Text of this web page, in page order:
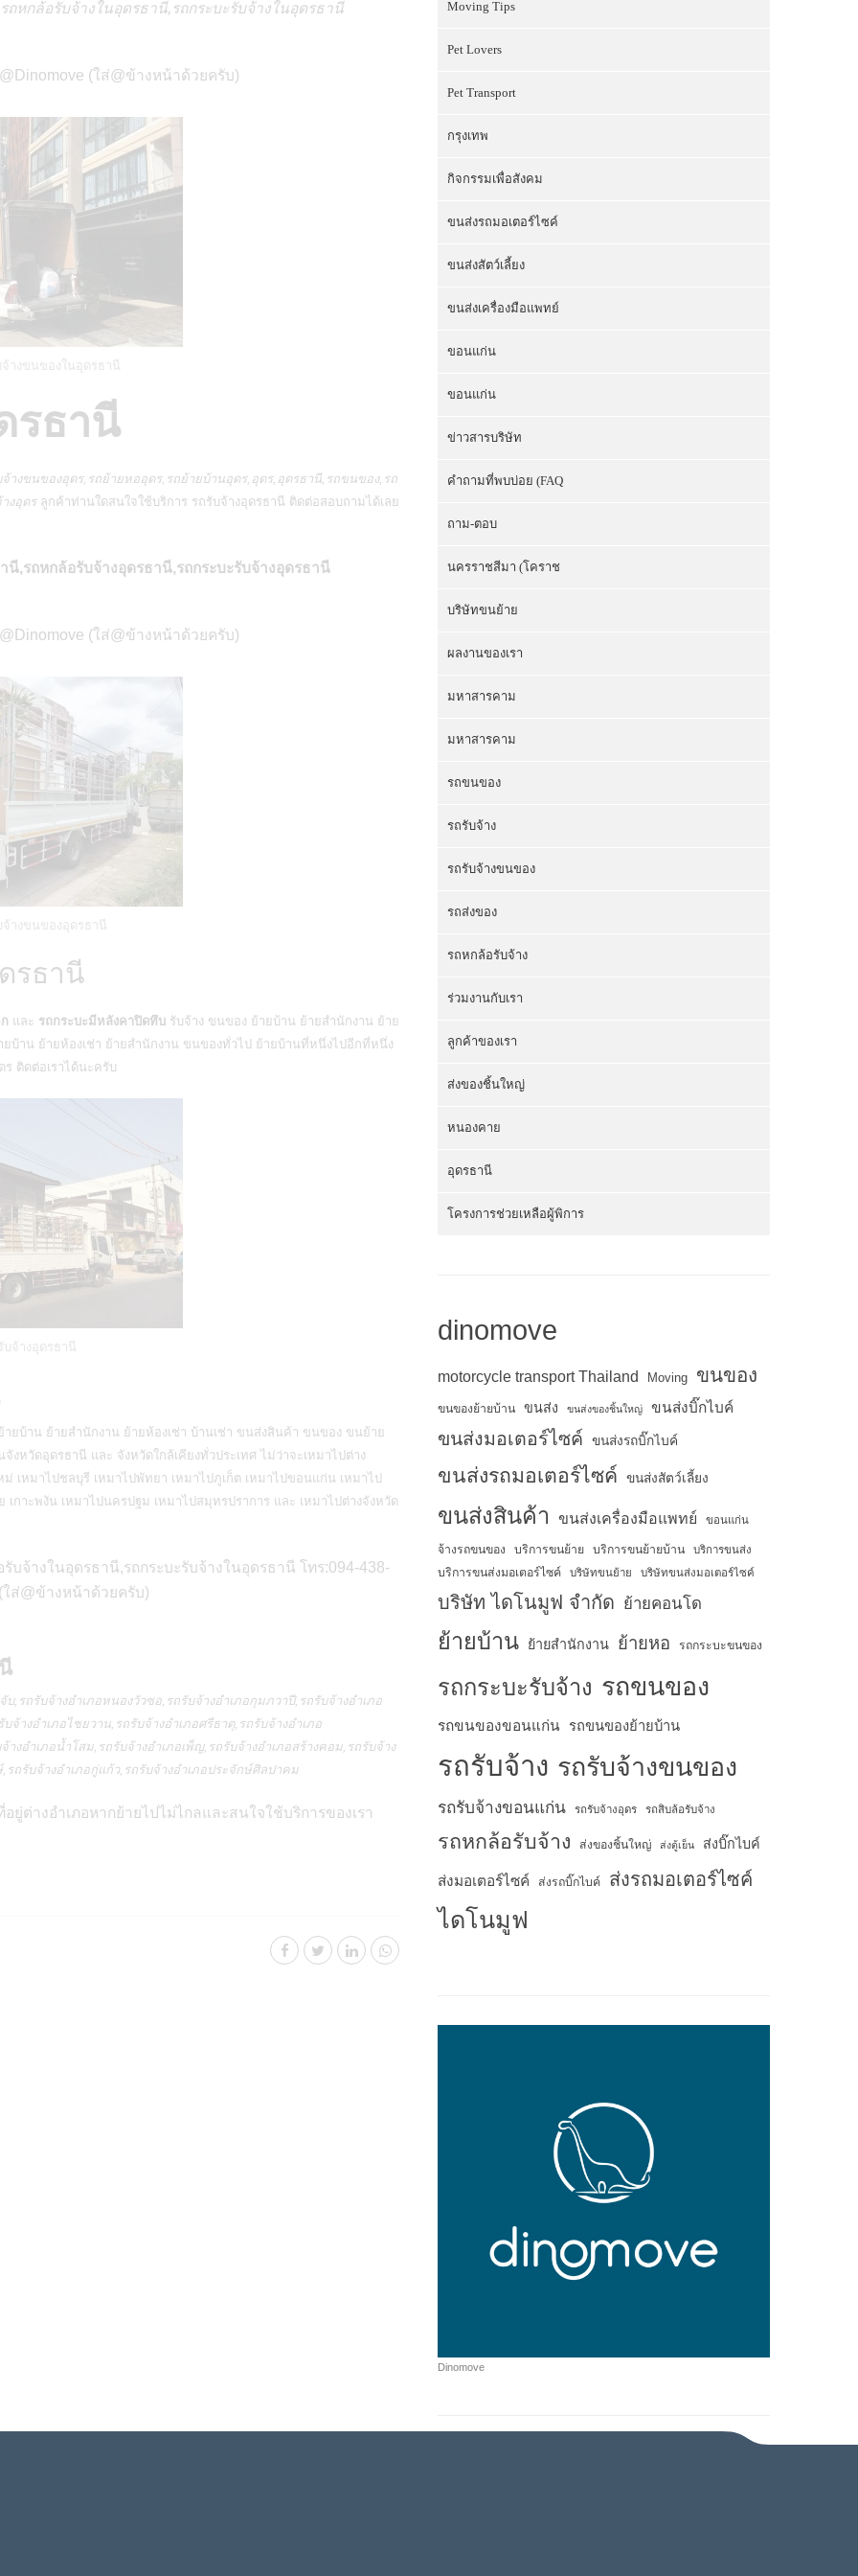
หกล้อรับจ้างในอุดรธานี,รถกระบะรับจ้างในอุดรธานี
(ใส่@ข้างหน้าด้วยครับ)
างขนของในอุดรธานี
รธานี
างขนของอุดร,รถย้ายหออุดร,รถย้ายบ้านอุดร,อุดร,อุดรธานี,รถขนของ,รถ
งอุดรลูกค้าท่านใดสนใจใช้บริการ รถรับจ้างอุดรธานี ติดต่อสอบถามได้เลย
นี,รถหกล้อรับจ้างอุดรธานี,รถกระบะรับจ้างอุดรธานี
(ใส่@ข้างหน้าด้วยครับ)
างขนของอุดรธานี
รธานี
และ รถกระบะมีหลังคาปิดทึบ รับจ้าง ขนของ ย้ายบ้าน ย้ายสำนักงาน ย้าย
บ้าน ย้ายห้องเช่า ย้ายสำนักงาน ขนของทั่วไป ย้ายบ้านที่หนึ่งไปอีกที่หนึ่ง
ติดต่อเราได้นะครับ
บจ้างอุดรธานี
ยบ้าน ย้ายสำนักงาน ย้ายห้องเช่า บ้านเช่า ขนส่งสินค้า ขนของ ขนย้าย
หวัดอุดรธานี และ จังหวัดใกล้เคียงทั่วประเทศ ไม่ว่าจะเหมาไปต่าง
เหมาไปชลบุรี เหมาไปพัทยา เหมาไปภูเก็ต เหมาไปขอนแก่น เหมาไป
กาะพงัน เหมาไปนครปฐม เหมาไปสมุทรปราการ และ เหมาไปต่างจังหวัด
บจ้างในอุดรธานี,รถกระบะรับจ้างในอุดรธานี โทร:094-438-
ส่@ข้างหน้าด้วยครับ)
บ,รถรับจ้างอำเภอหนองวัวซอ, รถรับจ้างอำเภอกุมภวาปี,รถรับจ้างอำเภอ
างอำเภอไชยวาน,รถรับจ้างอำเภอศรีธาตุ,รถรับจ้างอำเภอ
งอำเภอน้ำโสม,รถรับจ้างอำเภอเพ็ญ,รถรับจ้างอำเภอสร้างคอม,รถรับจ้าง
ถรับจ้างอำเภอกู่แก้ว,รถรับจ้างอำเภอประจักษ์ศิลปาคม
ยู่ต่างอำเภอหากย้ายไปไม่ไกลและสนใจใช้บริการของเรา
Moving Tips
Pet Lovers
Pet Transport
กรุงเทพ
กิจกรรมเพื่อสังคม
ขนส่งรถมอเตอร์ไซค์
ขนส่งสัตว์เลี้ยง
ขนส่งเครื่องมือแพทย์
ขอนแก่น
ขอนแก่น
ข่าวสารบริษัท
คำถามที่พบบ่อย (FAQ
ถาม-ตอบ
นครราชสีมา (โคราช
บริษัทขนย้าย
ผลงานของเรา
มหาสารคาม
มหาสารคาม
รถขนของ
รถรับจ้าง
รถรับจ้างขนของ
รถส่งของ
รถหกล้อรับจ้าง
ร่วมงานกับเรา
ลูกค้าของเรา
ส่งของชิ้นใหญ่
หนองคาย
อุดรธานี
โครงการช่วยเหลือผู้พิการ
dinomove
motorcycle transport Thailand Moving ขนของ
ขนของย้ายบ้าน ขนส่ง ขนส่งของชิ้นใหญ่ ขนส่งบิ๊กไบค์
ขนส่งมอเตอร์ไซค์ ขนส่งรถบิ๊กไบค์
ขนส่งรถมอเตอร์ไซค์ ขนส่งสัตว์เลี้ยง
ขนส่งสินค้า ขนส่งเครื่องมือแพทย์ ขอนแก่น
จ้างรถขนของ บริการขนย้าย บริการขนย้ายบ้าน บริการขนส่ง
บริการขนส่งมอเตอร์ไซค์ บริษัทขนย้าย บริษัทขนส่งมอเตอร์ไซค์
บริษัท ไดโนมูฟ จำกัด ย้ายคอนโด
ย้ายบ้าน ย้ายสำนักงาน ย้ายหอ รถกระบะขนของ
รถกระบะรับจ้าง รถขนของ
รถขนของขอนแก่น รถขนของย้ายบ้าน
รถรับจ้าง รถรับจ้างขนของ
รถรับจ้างขอนแก่น รถรับจ้างอุดร รถสิบล้อรับจ้าง
รถหกล้อรับจ้าง ส่งของชิ้นใหญ่ ส่งตู้เย็น ส่งบิ๊กไบค์
ส่งมอเตอร์ไซค์ ส่งรถบิ๊กไบค์ ส่งรถมอเตอร์ไซค์
ไดโนมูฟ
Dinomove